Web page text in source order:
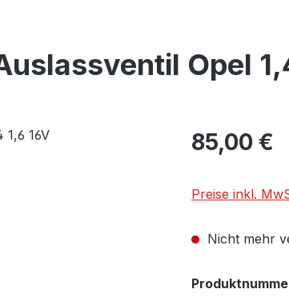
Opel
Regulärer Preis:
85,00 €
Preise inkl.
Nicht mehr